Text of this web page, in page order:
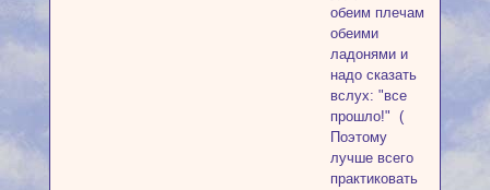
обеим плечам
обеими
ладонями и
надо сказать
вслух: "все
прошло!" (
Поэтому
лучше всего
практиковать